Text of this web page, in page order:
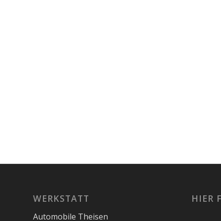
WERKSTATT
Automobile Theisen
HIER